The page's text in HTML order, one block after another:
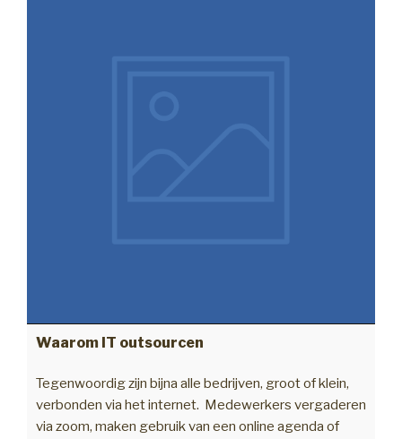
Waarom IT outsourcen
Tegenwoordig zijn bijna alle bedrijven, groot of klein,
verbonden via het internet. Medewerkers vergaderen
via zoom, maken gebruik van een online agenda of